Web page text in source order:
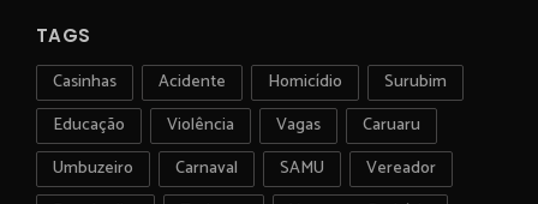
TAGS
Casinhas Acidente Homicídio
Surubim
Educação
Violência Vagas
Caruaru
Umbuzeiro
Carnaval SAMU
Vereador